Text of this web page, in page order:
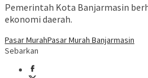
Pemerintah Kota Banjarmasin
ekonomi daerah.
Pasar MurahPasar Murah Banjarmasin
Sebarkan